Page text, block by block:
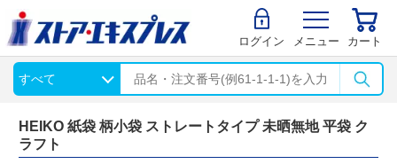
ログイン メニュー カート
HEIKO 紙袋 柄小袋 ストレートタイプ 未晒無地 平袋 ク
ラフト